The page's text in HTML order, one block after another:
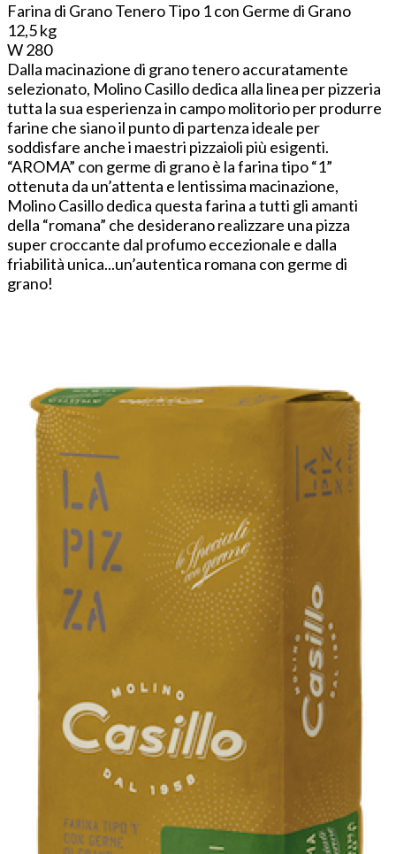
Farina di Grano Tenero Tipo 1 con Germe di Grano
12,5 kg
W 280
Dalla macinazione di grano tenero accuratamente
selezionato, Molino Casillo dedica alla linea per pizzeria
tutta la sua esperienza in campo molitorio per produrre
farine che siano il punto di partenza ideale per
soddisfare anche i maestri pizzaioli più esigenti.
“AROMA” con germe di grano è la farina tipo “1”
ottenuta da un’attenta e lentissima macinazione,
Molino Casillo dedica questa farina a tutti gli amanti
della “romana” che desiderano realizzare una pizza
super croccante dal profumo eccezionale e dalla
friabilità unica...un’autentica romana con germe di
grano!